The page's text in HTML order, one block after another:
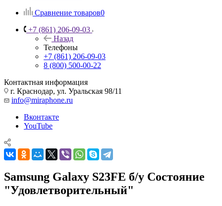
Сравнение товаров0
+7 (861) 206-09-03
Назад
Телефоны
+7 (861) 206-09-03
8 (800) 500-00-22
Контактная информация
г. Краснодар, ул. Уральская 98/11
info@miraphone.ru
Вконтакте
YouTube
Samsung Galaxy S23FE б/у Состояние
"Удовлетворительный"